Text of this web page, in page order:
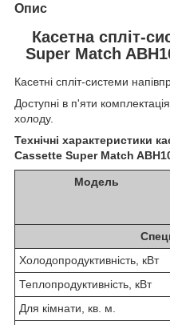
Опис
Касетна спліт-
Super Match
Касетні спліт-системи
Доступні в п'яти
холоду.
Технічні характеристики
Cassette Super Match
Модель
Холодопродуктивність, кВт
Теплопродуктивність, кВт
Для кімнати, кв. м.